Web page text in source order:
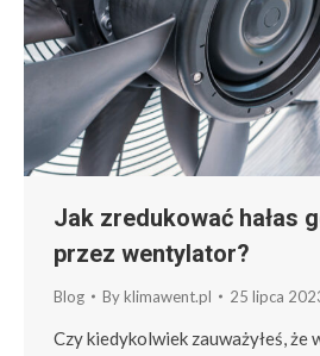
Jak zredukować hałas
przez wentylator?
Blog Byklimawent.pl 25 lipca
Czy kiedykolwiek zauważyłeś,